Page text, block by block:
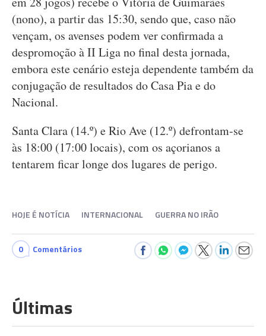
(nono), a partir das 15:30, sendo que, caso não
vençam, os avenses podem ver confirmada a
despromoção à II Liga no final desta jornada,
embora este cenário esteja dependente também da
conjugação de resultados do Casa Pia e do
Nacional.
Santa Clara (14.º) e Rio Ave (12.º) defrontam-se
às 18:00 (17:00 locais), com os açorianos a
tentarem ficar longe dos lugares de perigo.
HOJE É NOTÍCIA INTERNACIONAL GUERRA NO IRÃO
0 Comentários
Últimas